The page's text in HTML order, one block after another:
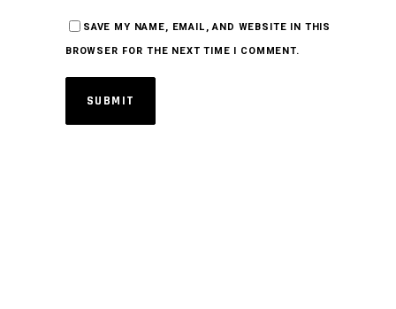
SAVE MY NAME, EMAIL, AND WEBSITE IN THIS
BROWSER FOR THE NEXT TIME I COMMENT.
SUBMIT